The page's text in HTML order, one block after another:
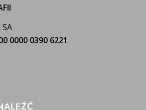
0000 0390 6221